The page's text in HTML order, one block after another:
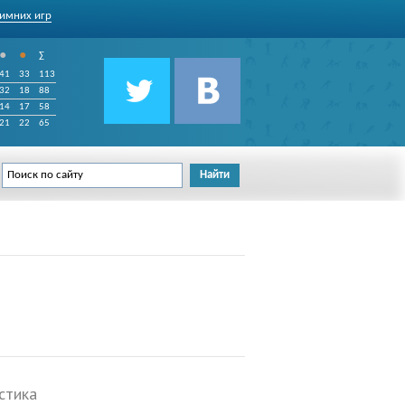
игр
• •
∑
41 33
113
32 18
88
14 17
58
21 22 65